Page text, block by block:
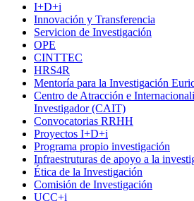
I+D+i
Innovación y Transferencia
Servicion de Investigación
OPE
CINTTEC
HRS4R
Mentoría para la Investigación
Centro de Atracción e
Investigador (CAIT)
Convocatorias RRHH
Proyectos I+D+i
Programa propio investigación
Infraestruturas de apoyo a la
Ética de la Investigación
Comisión de Investigación
UCC+i